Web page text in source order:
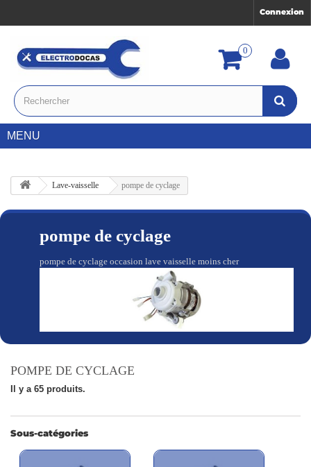
Connexion
0
MENU
Lave-vaisselle pompe de cyclage
pompe de cyclage
pompe de cyclage occasion lave vaisselle moins cher
POMPE DE CYCLAGE
Il y a 65 produits.
Sous-catégories